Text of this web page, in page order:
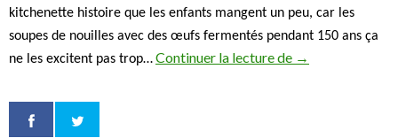
kitchenette histoire que les enfants mangent un peu, car les
soupes de nouilles avec des œufs fermentés pendant 150 ans ça
ne les excitent pas trop…Continuer la lecture de Kyoto :
→